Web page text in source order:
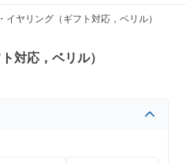
イヤリング（ギフト対応，ベリル）
対応，ベリル）